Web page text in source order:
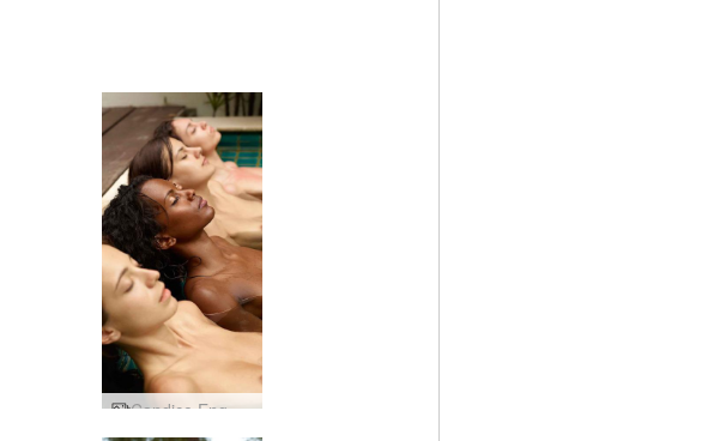
Candice Engelie Kiki Valerie pool party